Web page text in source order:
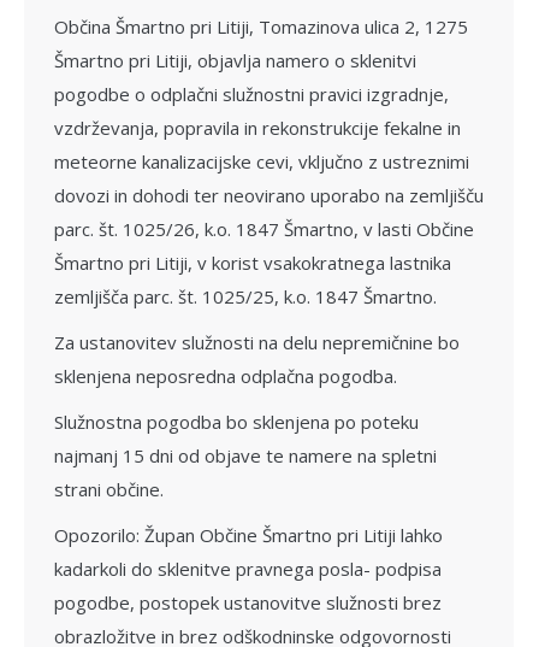
Občina Šmartno pri Litiji, Tomazinova ulica 2, 1275
Šmartno pri Litiji, objavlja namero o sklenitvi
pogodbe o odplačni služnostni pravici izgradnje,
vzdrževanja, popravila in rekonstrukcije fekalne in
meteorne kanalizacijske cevi, vključno z ustreznimi
dovozi in dohodi ter neovirano uporabo na zemljišču
parc. št. 1025/26, k.o. 1847 Šmartno, v lasti Občine
Šmartno pri Litiji, v korist vsakokratnega lastnika
zemljišča parc. št. 1025/25, k.o. 1847 Šmartno.
Za ustanovitev služnosti na delu nepremičnine bo
sklenjena neposredna odplačna pogodba.
Služnostna pogodba bo sklenjena po poteku
najmanj 15 dni od objave te namere na spletni
strani občine.
Opozorilo: Župan Občine Šmartno pri Litiji lahko
kadarkoli do sklenitve pravnega posla- podpisa
pogodbe, postopek ustanovitve služnosti brez
obrazložitve in brez odškodninske odgovornosti